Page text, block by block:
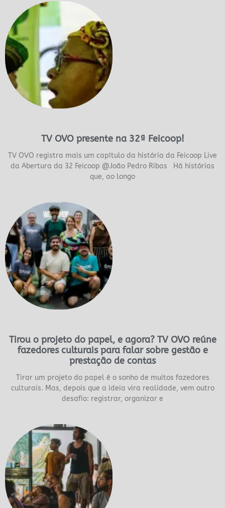
TV OVO presente na 32ª Feicoop!
TV OVO registra mais um capítulo da história da Feicoop Live
da Abertura da 32 Feicoop @João Pedro Ribas Há histórias
que, ao longo
Tirou o projeto do papel, e agora? TV OVO reúne
fazedores culturais para falar sobre gestão e
prestação de contas
Tirar um projeto do papel é o sonho de muitos fazedores
culturais. Mas, depois que a ideia vira realidade, vem outro
desafio: registrar, organizar e